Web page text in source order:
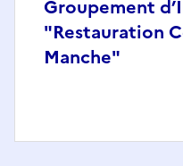
Groupement
"Restauration
Manche"